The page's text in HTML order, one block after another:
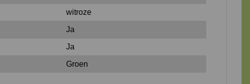
witroze
Ja
Ja
Groen